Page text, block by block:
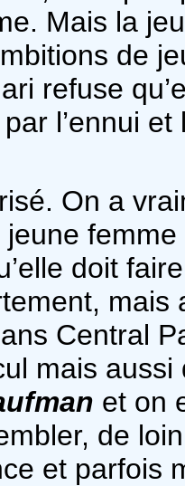
Mais la
de
refuse
l’ennui et
On a
jeune
doit
Central
mais
et on
de
et parfois